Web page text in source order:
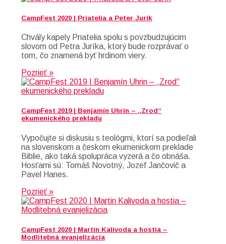
CampFest 2020 | Priatelia a Peter Jurík
Chvály kapely Priatelia spolu s povzbudzujúcim
slovom od Petra Juríka, ktorý bude rozprávať o
tom, čo znamená byť hrdinom viery.
Pozrieť »
CampFest 2019 | Benjamín Uhrin – „Zrod“
ekumenického prekladu
Vypočujte si diskusiu s teológmi, ktorí sa podieľali
na slovenskom a českom ekumenickom preklade
Biblie, ako taká spolupráca vyzerá a čo obnáša.
Hosťami sú: Tomáš Novotný, Jozef Jančovič a
Pavel Hanes.
Pozrieť »
CampFest 2020 | Martin Kalivoda a hostia –
Modlitebná evanjelizácia